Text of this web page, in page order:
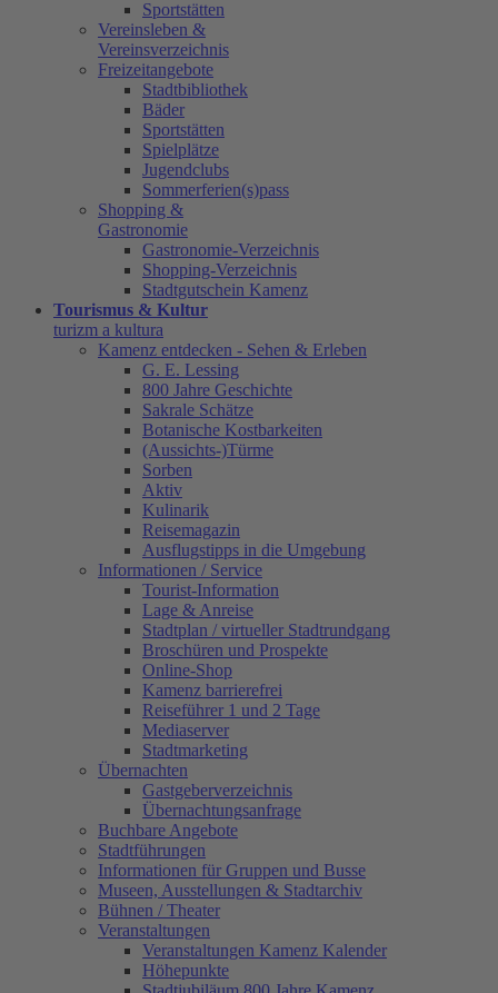
Sportstätten
Vereinsleben &
Vereinsverzeichnis
Freizeitangebote
Stadtbibliothek
Bäder
Sportstätten
Spielplätze
Jugendclubs
Sommerferien(s)pass
Shopping &
Gastronomie
Gastronomie-Verzeichnis
Shopping-Verzeichnis
Stadtgutschein Kamenz
Tourismus & Kultur
turizm a kultura
Kamenz entdecken - Sehen & Erleben
G. E. Lessing
800 Jahre Geschichte
Sakrale Schätze
Botanische Kostbarkeiten
(Aussichts-)Türme
Sorben
Aktiv
Kulinarik
Reisemagazin
Ausflugstipps in die Umgebung
Informationen / Service
Tourist-Information
Lage & Anreise
Stadtplan / virtueller Stadtrundgang
Broschüren und Prospekte
Online-Shop
Kamenz barrierefrei
Reiseführer 1 und 2 Tage
Mediaserver
Stadtmarketing
Übernachten
Gastgeberverzeichnis
Übernachtungsanfrage
Buchbare Angebote
Stadtführungen
Informationen für Gruppen und Busse
Museen, Ausstellungen & Stadtarchiv
Bühnen / Theater
Veranstaltungen
Veranstaltungen Kamenz Kalender
Höhepunkte